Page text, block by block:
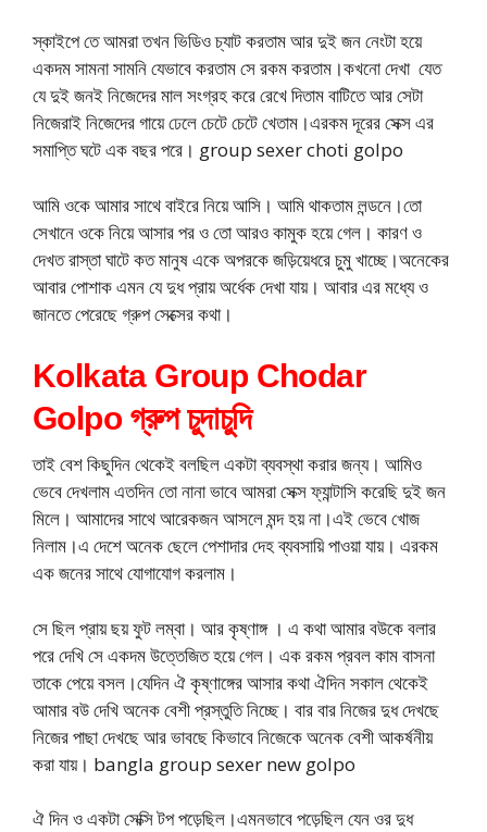
স্কাইপে তে আমরা তখন ভিডিও চ্যাট করতাম আর দুই জন নেংটা হয়ে
একদম সামনা সামনি যেভাবে করতাম সে রকম করতাম।কখনো দেখা যেত
যে দুই জনই নিজেদের মাল সংগ্রহ করে রেখে দিতাম বাটিতে আর সেটা
নিজেরাই নিজেদের গায়ে ঢেলে চেটে চেটে খেতাম।এরকম দূরের সেক্স এর
সমাপ্তি ঘটে এক বছর পরে। group sexer choti golpo
আমি ওকে আমার সাথে বাইরে নিয়ে আসি। আমি থাকতাম লন্ডনে।তো
সেখানে ওকে নিয়ে আসার পর ও তো আরও কামুক হয়ে গেল। কারণ ও
দেখত রাস্তা ঘাটে কত মানুষ একে অপরকে জড়িয়েধরে চুমু খাচ্ছে।অনেকের
আবার পোশাক এমন যে দুধ প্রায় অর্ধেক দেখা যায়। আবার এর মধ্যে ও
জানতে পেরেছে গ্রুপ সেক্সের কথা।
Kolkata Group Chodar
Golpo গ্রুপ চুদাচুদি
তাই বেশ কিছুদিন থেকেই বলছিল একটা ব্যবস্থা করার জন্য। আমিও
ভেবে দেখলাম এতদিন তো নানা ভাবে আমরা সেক্স ফ্যান্টাসি করেছি দুই জন
মিলে। আমাদের সাথে আরেকজন আসলে মন্দ হয় না।এই ভেবে খোজ
নিলাম।এ দেশে অনেক ছেলে পেশাদার দেহ ব্যবসায়ি পাওয়া যায়। এরকম
এক জনের সাথে যোগাযোগ করলাম।
সে ছিল প্রায় ছয় ফুট লম্বা। আর কৃষ্ণাঙ্গ । এ কথা আমার বউকে বলার
পরে দেখি সে একদম উত্তেজিত হয়ে গেল। এক রকম প্রবল কাম বাসনা
তাকে পেয়ে বসল।যেদিন ঐ কৃষ্ণাঙ্গের আসার কথা ঐদিন সকাল থেকেই
আমার বউ দেখি অনেক বেশী প্রস্তুতি নিচ্ছে। বার বার নিজের দুধ দেখছে
নিজের পাছা দেখছে আর ভাবছে কিভাবে নিজেকে অনেক বেশী আকর্ষনীয়
করা যায়। bangla group sexer new golpo
ঐ দিন ও একটা সেক্সি টপ পড়েছিল।এমনভাবে পড়েছিল যেন ওর দুধ